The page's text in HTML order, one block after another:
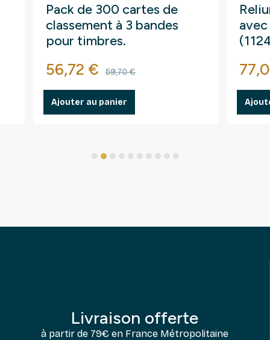
Pack de 300 cartes de
classement à 3 bandes
pour timbres.
Prix
56,72 € Prix de base
59,70 €
Ajouter au panier
Prix
Livraison offerte
à partir de 79€ en France Métropolitaine